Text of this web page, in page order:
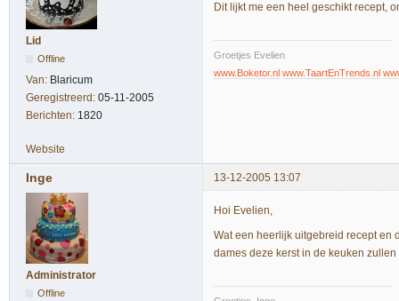
Lid
Offline
Van: Blaricum
Geregistreerd: 05-11-2005
Berichten: 1820
Dit lijkt me een heel geschikt recept,
Groetjes Evelien
www.Boketor.nl www.TaartEnTrends.nl
Website
Inge 13-12-2005 13:07
Administrator
Offline
Hoi Evelien,
Wat een heerlijk uitgebreid recept en
dames deze kerst in de keuken